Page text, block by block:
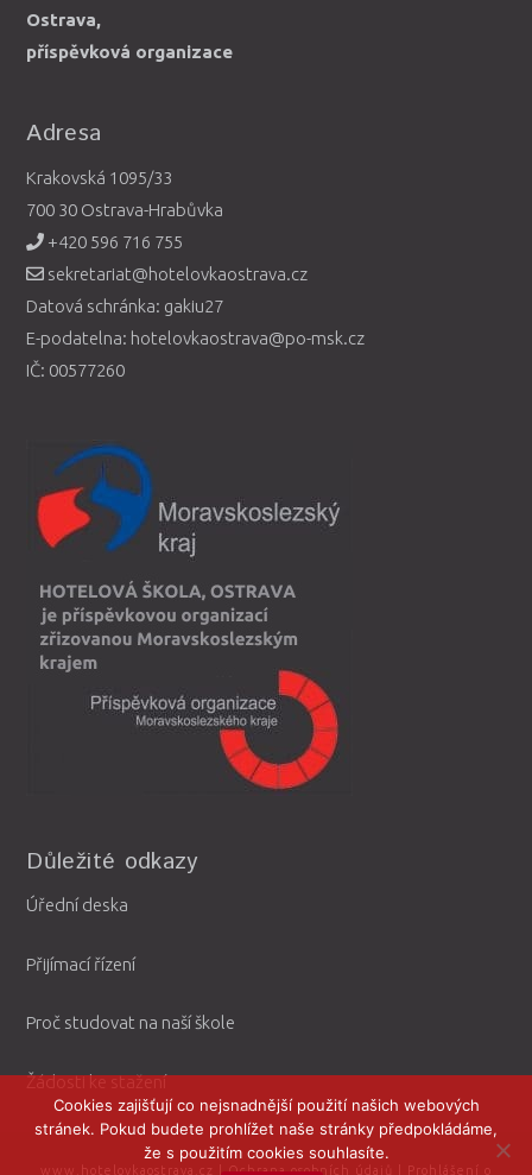
Ostrava,
příspěvková organizace
Adresa
Krakovská 1095/33
700 30 Ostrava-Hrabůvka
+420 596 716 755
sekretariat@hotelovkaostrava.cz
Datová schránka: gakiu27
E-podatelna: hotelovkaostrava@po-msk.cz
IČ: 00577260
Důležité odkazy
Úřední deska
Přijímací řízení
Proč studovat na naší škole
Žádosti ke stažení
www.hotelovkaostrava.cz |Ochrana osobních údajů Prohlášení o
Cookies zajišťují co nejsnadnější použití našich webových
stránek. Pokud budete prohlížet naše stránky předpokládáme,
že s použitím cookies souhlasíte.